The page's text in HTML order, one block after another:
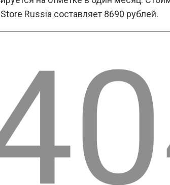
Russia составляет 8690 рублей.